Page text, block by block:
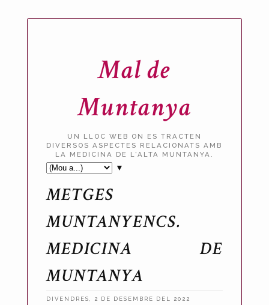
Mal de
Muntanya
UN LLOC WEB ON ES TRACTEN
DIVERSOS ASPECTES RELACIONATS AMB
LA MEDICINA DE L'ALTA MUNTANYA.
▼
METGES
MUNTANYENCS.
MEDICINA DE
MUNTANYA
DIVENDRES, 2 DE DESEMBRE DEL 2022